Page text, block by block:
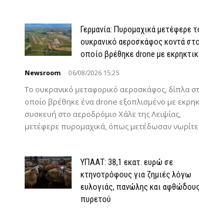
Γερμανία: Πυρομαχικά μετέφερε
ουκρανικό αεροσκάφος κοντά στο
οποίο βρέθηκε drone με
Newsroom - 06/08/2026 15:25
Το ουκρανικό μεταφορικό αεροσκάφος, δίπλα
οποίο βρέθηκε ένα drone εξοπλισμένο με
συσκευή στο αεροδρόμιο Χάλε της Λειψίας,
μετέφερε πυρομαχικά, όπως μετέδωσαν
ΥΠΑΑΤ: 38,1 εκατ. ευρώ σε
κτηνοτρόφους για ζημιές λόγω
ευλογιάς, πανώλης και
πυρετού